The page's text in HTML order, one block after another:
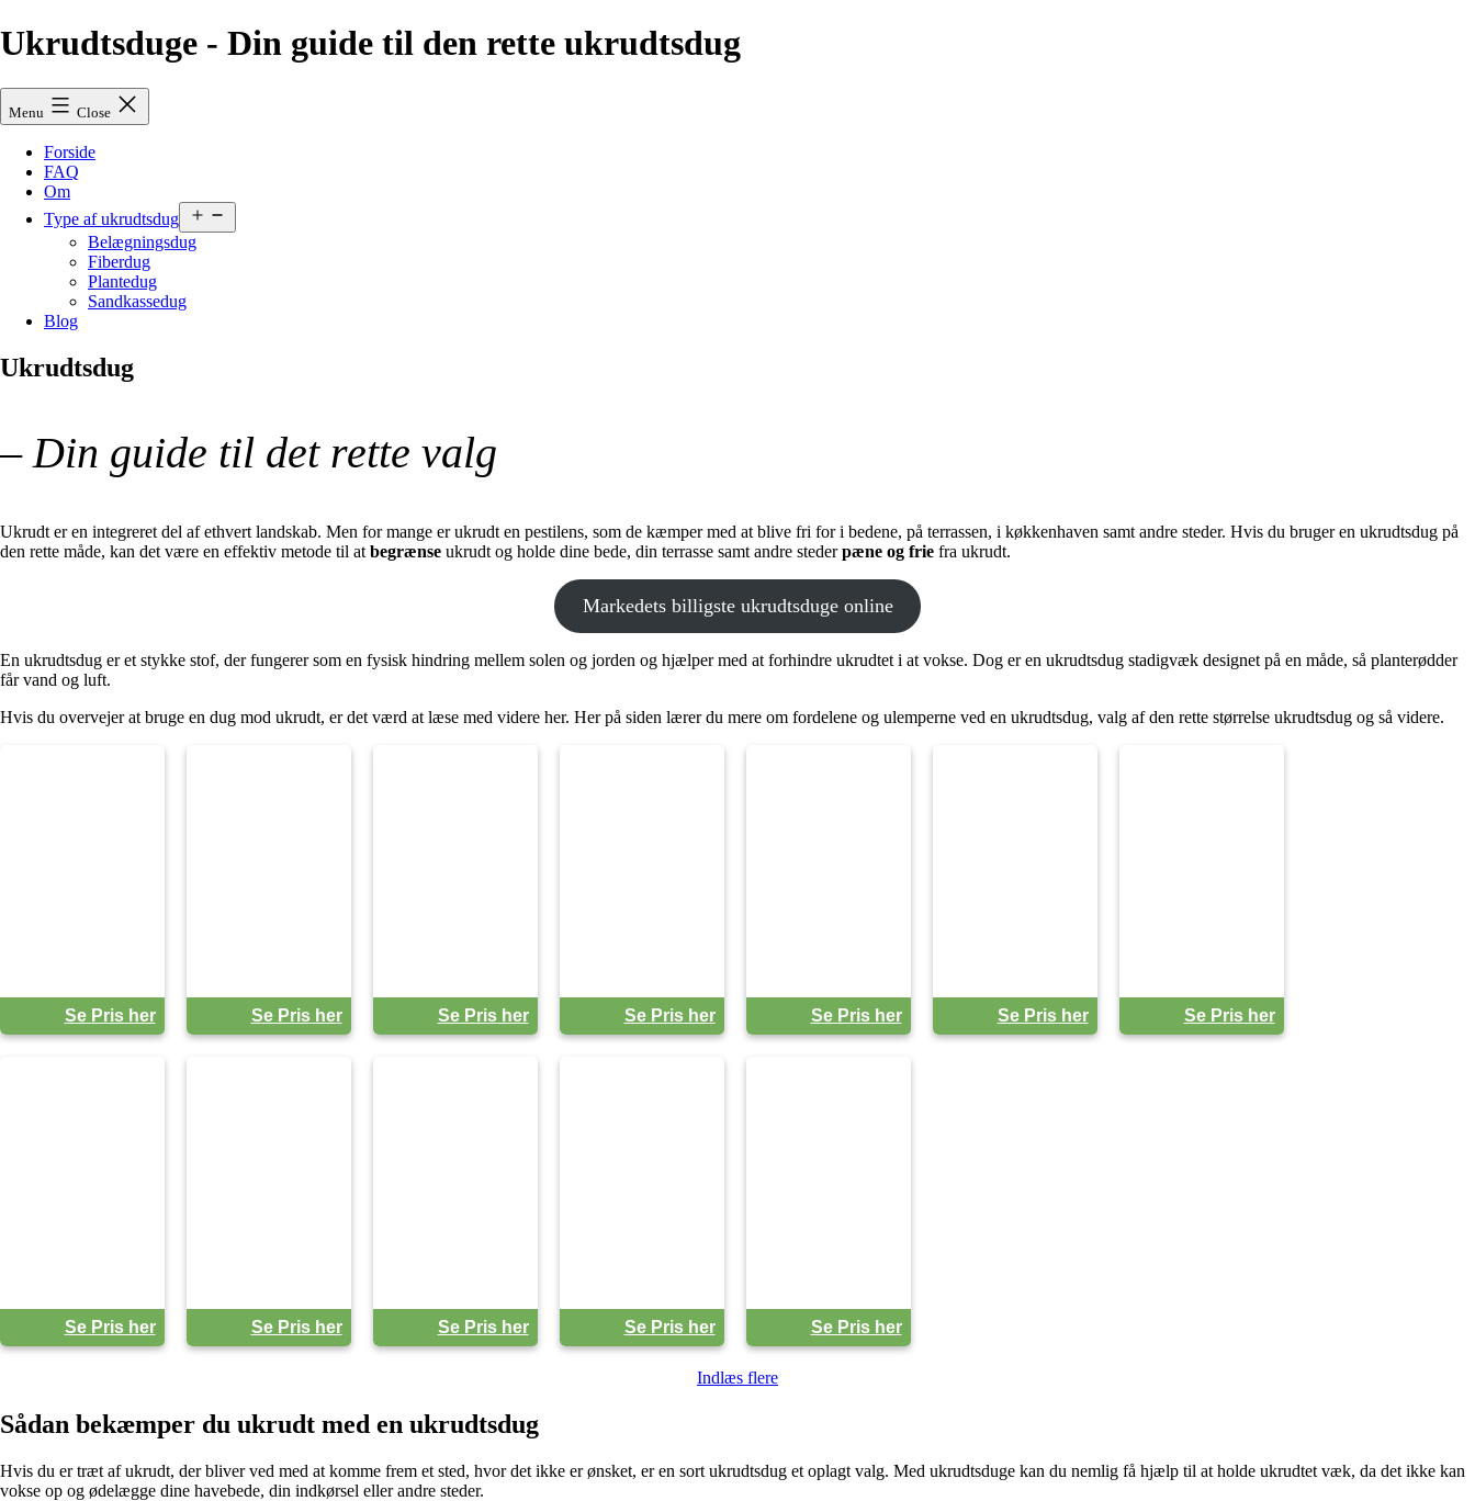
Skip
to
Ukrudtsduge - Din guide til den rette ukrudtsdug
Menu Close
Forside
FAQ
Om
Type af ukrudtsdug
menu
Belægningsdug
Fiberdug
Plantedug
Sandkassedug
Blog
Ukrudtsdug
– Din guide til det rette valg
Ukrudt er en integreret del af ethvert landskab. Men for mange er ukrudt en pestilens, som de kæmper med at blive fri for i bedene, på terrassen, i køkkenhaven samt andre steder. Hvis du bruger en ukrudtsdug på
den rette måde, kan det være en effektiv metode til at begrænse ukrudt og holde dine bede, din terrasse samt andre stederpæne og frie fra ukrudt.
Markedets billigste ukrudtsduge online
En ukrudtsdug er et stykke stof, der fungerer som en fysisk hindring mellem solen og jorden og hjælper med at forhindre ukrudtet i at vokse. Dog er en ukrudtsdug stadigvæk designet på en måde, så planterødder
får vand og luft.
Hvis du overvejer at bruge en dug mod ukrudt, er det værd at læse med videre her. Her på siden lærer du mere om fordelene og ulemperne ved en ukrudtsdug, valg af den rette størrelse ukrudtsdug og så videre.
Se Pris her Se Pris her Se Pris her Se Pris her Se Pris her Se Pris her Se Pris her
Se Pris her Se Pris her Se Pris her Se Pris her Se Pris her
Indlæs flere
Sådan bekæmper du ukrudt med en ukrudtsdug
Hvis du er træt af ukrudt, der bliver ved med at komme frem et sted, hvor det ikke er ønsket, er en sort ukrudtsdug et oplagt valg. Med ukrudtsduge kan du nemlig få hjælp til at holde ukrudtet væk, da det ikke kan
vokse op og ødelægge dine havebede, din indkørsel eller andre steder.